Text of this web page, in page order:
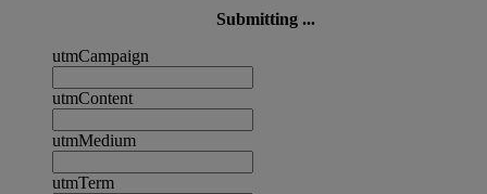
Submitting ...
utmCampaign
utmContent
utmMedium
utmTerm